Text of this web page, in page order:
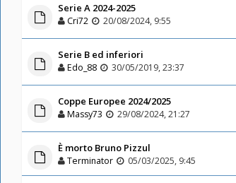
Serie A 2024-2025
Cri72 20/08/2024, 9:55
Serie B ed inferiori
Edo_88 30/05/2019, 23:37
Coppe Europee 2024/2025
Massy73 29/08/2024, 21:27
È morto Bruno Pizzul
Terminator 05/03/2025, 9:45